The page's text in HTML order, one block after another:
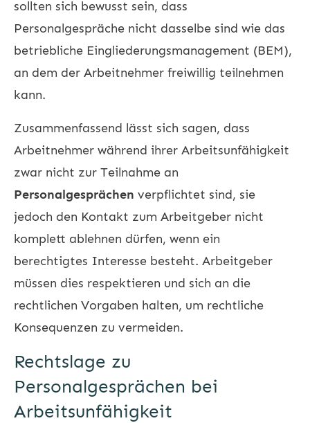
sollten sich bewusst sein, dass
Personalgespräche nicht dasselbe sind wie das
betriebliche Eingliederungsmanagement (BEM),
an dem der Arbeitnehmer freiwillig teilnehmen
kann.
Zusammenfassend lässt sich sagen, dass
Arbeitnehmer während ihrer Arbeitsunfähigkeit
zwar nicht zur Teilnahme an
Personalgesprächen verpflichtet sind, sie
jedoch den Kontakt zum Arbeitgeber nicht
komplett ablehnen dürfen, wenn ein
berechtigtes Interesse besteht. Arbeitgeber
müssen dies respektieren und sich an die
rechtlichen Vorgaben halten, um rechtliche
Konsequenzen zu vermeiden.
Rechtslage zu
Personalgesprächen bei
Arbeitsunfähigkeit